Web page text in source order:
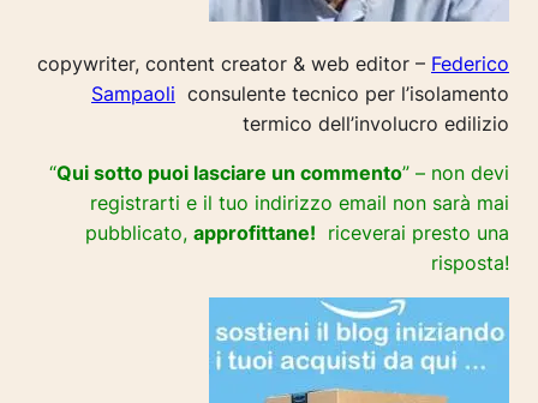
copywriter, content creator & web editor – Federico
Sampaoli consulente tecnico per l’isolamento
termico dell’involucro edilizio
“Qui sotto puoi lasciare un commento” – non devi
registrarti e il tuo indirizzo email non sarà mai
pubblicato, approfittane! riceverai presto una
risposta!